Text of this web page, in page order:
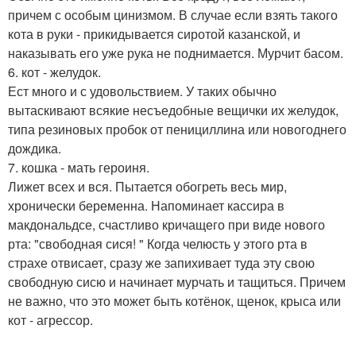
причем с особым цинизмом. В случае если взять такого
кота в руки - прикидывается сиротой казанской, и
наказывать его уже рука не поднимается. Мурчит басом.
6. кот - желудок.
Ест много и с удовольствием. У таких обычно
вытаскивают всякие несъедобные вещички их желудок,
типа резиновых пробок от пенициллина или новогоднего
дождика.
7. кошка - мать героиня.
Лижет всех и вся. Пытается обогреть весь мир,
хронически беременна. Напоминает кассира в
макдональдсе, счастливо кричащего при виде нового
рта: "свободная сися! " Когда челюсть у этого рта в
страхе отвисает, сразу же запихивает туда эту свою
свободную сисю и начинает мурчать и тащиться. Причем
не важно, что это может быть котёнок, щенок, крыса или
кот - агрессор.